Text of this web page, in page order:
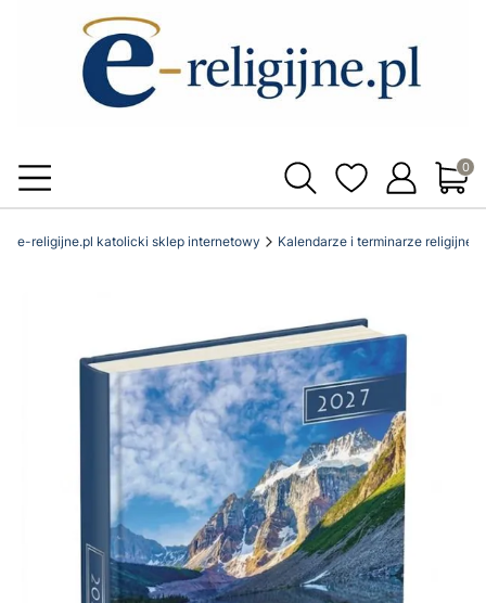
e-religijne.pl katolicki sklep internetowy Kalendarze i terminarze religijne